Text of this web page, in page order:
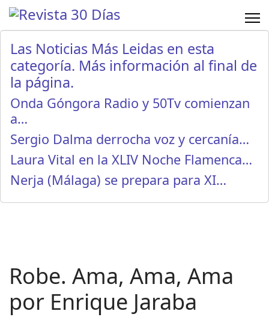
Las Noticias Más Leidas en esta
categoría. Más información al final de
la página.
Onda Góngora Radio y 50Tv comienzan
a…
Sergio Dalma derrocha voz y cercanía…
Laura Vital en la XLIV Noche Flamenca…
Nerja (Málaga) se prepara para XI…
Robe. Ama, Ama, Ama
por Enrique Jaraba